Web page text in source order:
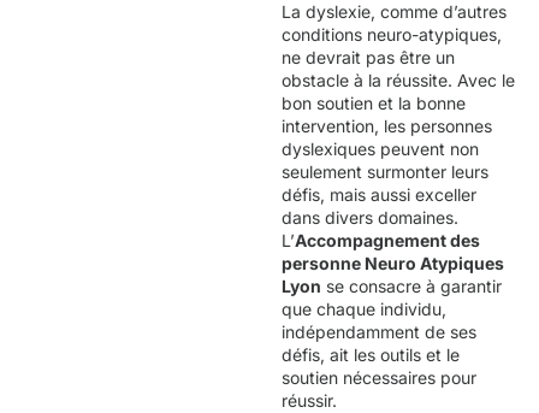
La dyslexie, comme d’autres
conditions neuro-atypiques,
ne devrait pas être un
obstacle à la réussite. Avec le
bon soutien et la bonne
intervention, les personnes
dyslexiques peuvent non
seulement surmonter leurs
défis, mais aussi exceller
dans divers domaines.
L’Accompagnement des
personne Neuro Atypiques
Lyon se consacre à garantir
que chaque individu,
indépendamment de ses
défis, ait les outils et le
soutien nécessaires pour
réussir.